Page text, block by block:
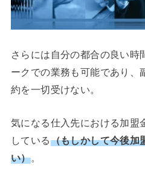
さらには自分の都合の良い時
ークでの業務も可能であり、
約を一切受けない。
気になる仕入先における加盟
している（もしかして今後加
い）。